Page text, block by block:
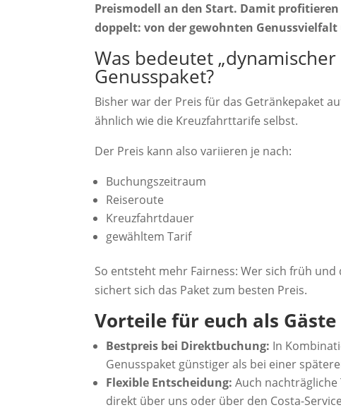
Preismodell an den Start. Damit
doppelt: von der gewohnten
Was bedeutet
Genusspaket?
Bisher war der Preis für das Getränkepaket
ähnlich wie die Kreuzfahrttarife selbst.
Der Preis kann also variieren je nach:
Buchungszeitraum
Reiseroute
Kreuzfahrtdauer
gewähltem Tarif
So entsteht mehr Fairness: Wer sich früh
sichert sich das Paket zum besten Preis.
Vorteile für euch als Gäste
Bestpreis bei Direktbuchung: In
Genusspaket günstiger als bei einer
Flexible Entscheidung: Auch
direkt über uns oder über den Costa-